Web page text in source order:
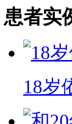
患者实
18岁